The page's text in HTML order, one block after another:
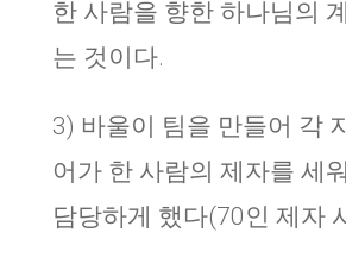
한 사람을 향한 하나님의
는 것이다.
3) 바울이 팀을 만들어 각
어가 한 사람의 제자를 세
담당하게 했다(70인 제자